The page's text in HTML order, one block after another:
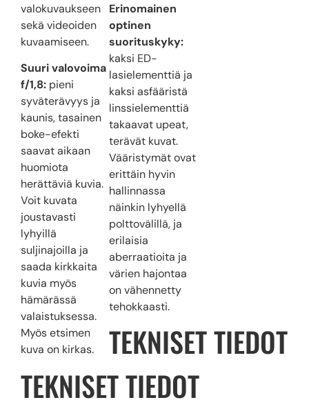
valokuvaukseen
sekä videoiden
kuvaamiseen.
Suuri valovoima
f/1,8: pieni
syväterävyys ja
kaunis, tasainen
boke-efekti
saavat aikaan
huomiota
herättäviä kuvia.
Voit kuvata
joustavasti
lyhyillä
suljinajoilla ja
saada kirkkaita
kuvia myös
hämärässä
valaistuksessa.
Myös etsimen
kuva on kirkas.
Erinomainen
optinen
suorituskyky:
kaksi ED-
lasielementtiä ja
kaksi asfääristä
linssielementtiä
takaavat upeat,
terävät kuvat.
Vääristymät ovat
erittäin hyvin
hallinnassa
näinkin lyhyellä
polttovälillä, ja
erilaisia
aberraatioita ja
värien hajontaa
on vähennetty
tehokkaasti.
TEKNISET TIEDOT
TEKNISET TIEDOT